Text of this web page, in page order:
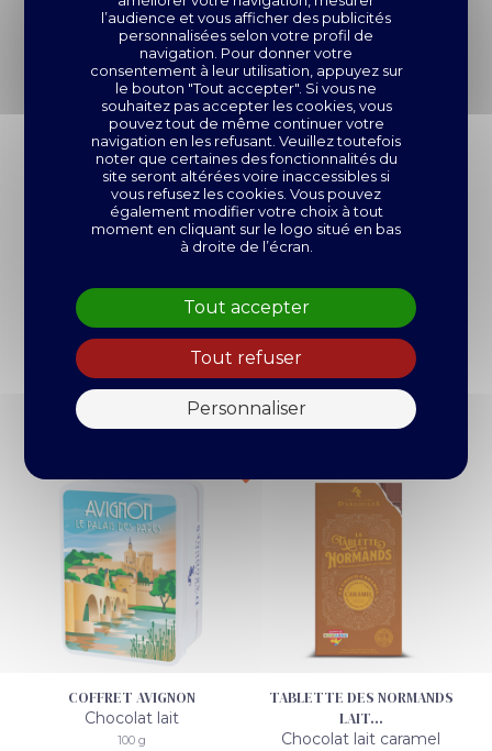
DÉCOUVREZ AUSSI
COFFRET AVIGNON
Chocolat lait
100 g
TABLETTE DES NORMANDS
LAIT...
Chocolat lait caramel
l’audience et vous afficher des publicités
personnalisées selon votre profil de
navigation. Pour donner votre
consentement à leur utilisation, appuyez sur
le bouton "Tout accepter". Si vous ne
souhaitez pas accepter les cookies, vous
pouvez tout de même continuer votre
navigation en les refusant. Veuillez toutefois
noter que certaines des fonctionnalités du
site seront altérées voire inaccessibles si
vous refusez les cookies. Vous pouvez
également modifier votre choix à tout
moment en cliquant sur le logo situé en bas
à droite de l’écran.
Tout accepter
Tout refuser
Personnaliser